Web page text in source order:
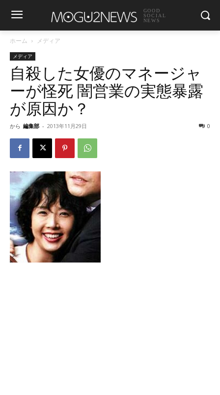
GOOD
SOCIAL
NEWS
ホーム メディア
メディア
自殺した女優のマネージャ
ーが怪死 闇営業の実態暴露
が原因か？
から 編集部 - 2013年11月29日 0